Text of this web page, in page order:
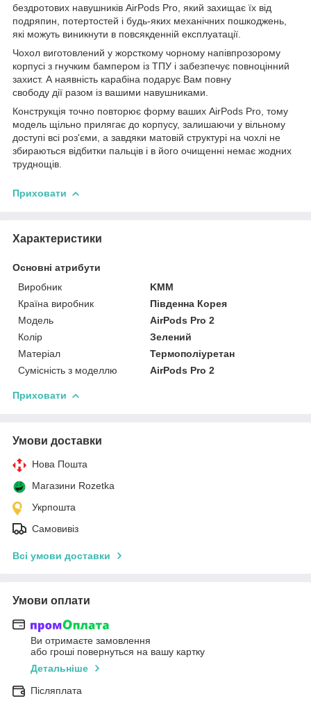
бездротових навушників AirPods Pro, який захищає їх від
подряпин, потертостей і будь-яких механічних пошкоджень,
які можуть виникнути в повсякденній експлуатації.
Чохол виготовлений у жорсткому чорному напівпрозорому
корпусі з гнучким бампером із ТПУ і забезпечує повноцінний
захист. А наявність карабіна подарує Вам повну
свободу дії разом із вашими навушниками.
Конструкція точно повторює форму ваших AirPods Pro, тому
модель щільно прилягає до корпусу, залишаючи у вільному
доступі всі роз'єми, а завдяки матовій структурі на чохлі не
збираються відбитки пальців і в його очищенні немає жодних
труднощів.
Приховати
Характеристики
Основні атрибути
Виробник
KMM
Країна виробник
Південна Корея
Модель
AirPods Pro 2
Колір
Зелений
Матеріал
Термополіуретан
Сумісність з моделлю
AirPods Pro 2
Приховати
Умови доставки
Нова Пошта
Магазини Rozetka
Укрпошта
Самовивіз
Всі умови доставки
Умови оплати
Ви отримаєте замовлення
або гроші повернуться на вашу картку
Детальніше
Післяплата